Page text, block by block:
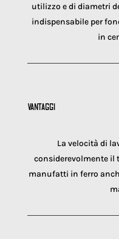
utilizzo e di diametri
indispensabile per
in
VANTAGGI
La velocità di
considerevolmente il
manufatti in ferro